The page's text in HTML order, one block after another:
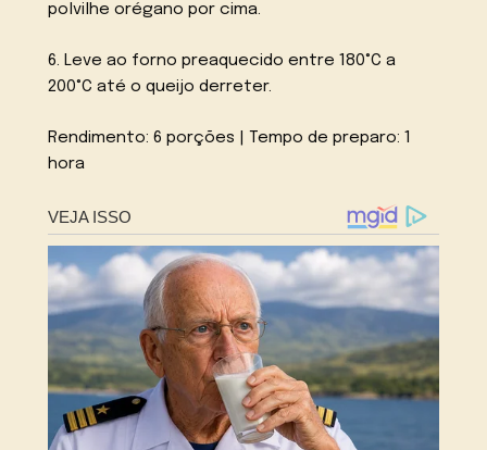
polvilhe orégano por cima.
6. Leve ao forno preaquecido entre 180°C a
200°C até o queijo derreter.
Rendimento: 6 porções | Tempo de preparo: 1
hora